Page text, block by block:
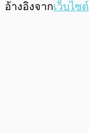
อ้างอิงจากเว็บไซต์